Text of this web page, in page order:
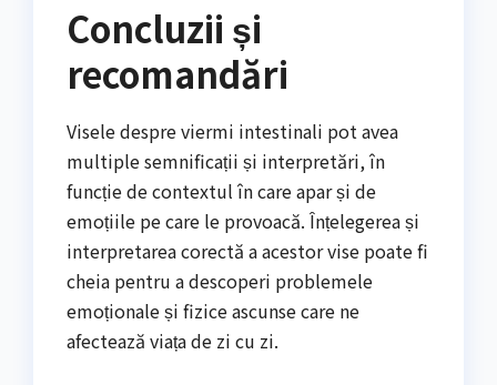
Concluzii și
recomandări
Visele despre viermi intestinali pot avea
multiple semnificații și interpretări, în
funcție de contextul în care apar și de
emoțiile pe care le provoacă. Înțelegerea și
interpretarea corectă a acestor vise poate fi
cheia pentru a descoperi problemele
emoționale și fizice ascunse care ne
afectează viața de zi cu zi.